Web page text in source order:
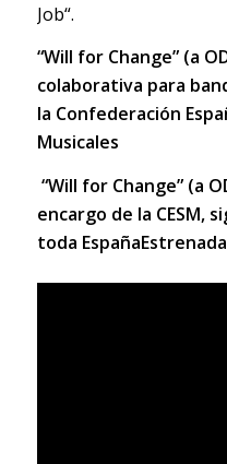
Job“.
“Will for Change” (a
colaborativa para
la Confederación
Musicales
“Will for Change” (a
encargo de la CESM,
toda España